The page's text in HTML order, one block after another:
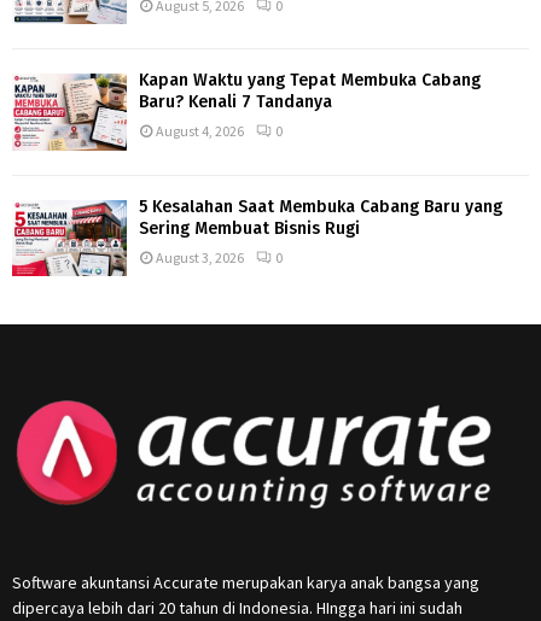
August 5, 2026 0
Kapan Waktu yang Tepat Membuka Cabang
Baru? Kenali 7 Tandanya
August 4, 2026 0
5 Kesalahan Saat Membuka Cabang Baru yang
Sering Membuat Bisnis Rugi
August 3, 2026 0
Software akuntansi Accurate merupakan karya anak bangsa yang
dipercaya lebih dari 20 tahun di Indonesia. HIngga hari ini sudah